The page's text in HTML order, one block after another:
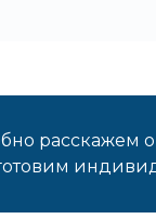
расскажем о